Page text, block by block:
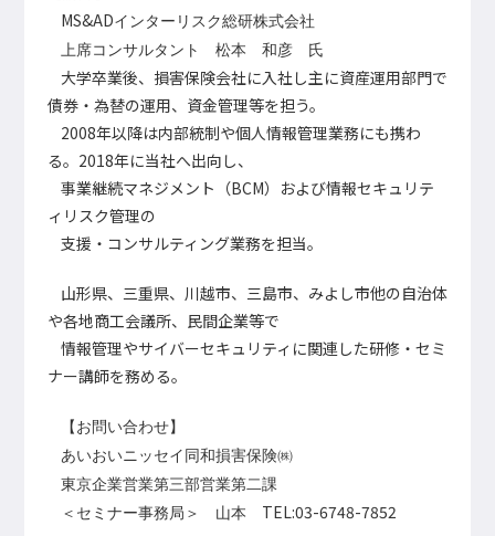
MS&ADインターリスク総研株式会社
上席コンサルタント 松本 和彦 氏
大学卒業後、損害保険会社に入社し主に資産運用部門で
債券・為替の運用、資金管理等を担う。
2008年以降は内部統制や個人情報管理業務にも携わ
る。2018年に当社へ出向し、
事業継続マネジメント（BCM）および情報セキュリテ
ィリスク管理の
支援・コンサルティング業務を担当。
山形県、三重県、川越市、三島市、みよし市他の自治体
や各地商工会議所、民間企業等で
情報管理やサイバーセキュリティに関連した研修・セミ
ナー講師を務める。
【お問い合わせ】
あいおいニッセイ同和損害保険㈱
東京企業営業第三部営業第二課
＜セミナー事務局＞ 山本 TEL:03-6748-7852